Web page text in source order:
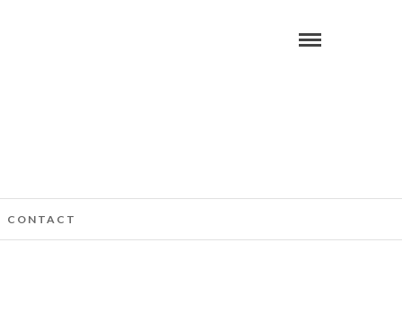
CONTACT